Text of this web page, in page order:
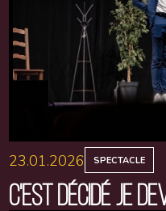
23.01.2026 SPECTACLE
C'EST DÉCIDÉ JE